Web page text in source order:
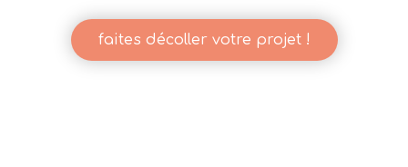
faites décoller votre projet !